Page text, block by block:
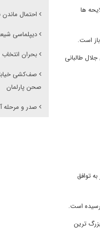
ها
طالبانی
توافق
است.
ترین
احتمال ماندن
دیپلماسی
بحران
صف‌کشی
صحن پارلمان
صدر و